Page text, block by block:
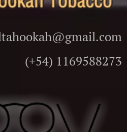
(+54) 1169588273